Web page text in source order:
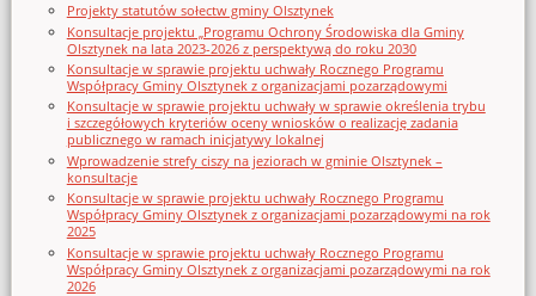
Projekty statutów sołectw gminy Olsztynek
Konsultacje projektu „Programu Ochrony Środowiska dla Gminy
Olsztynek na lata 2023-2026 z perspektywą do roku 2030
Konsultacje w sprawie projektu uchwały Rocznego Programu
Współpracy Gminy Olsztynek z organizacjami pozarządowymi
Konsultacje w sprawie projektu uchwały w sprawie określenia trybu
i szczegółowych kryteriów oceny wniosków o realizację zadania
publicznego w ramach inicjatywy lokalnej
Wprowadzenie strefy ciszy na jeziorach w gminie Olsztynek –
konsultacje
Konsultacje w sprawie projektu uchwały Rocznego Programu
Współpracy Gminy Olsztynek z organizacjami pozarządowymi na rok
2025
Konsultacje w sprawie projektu uchwały Rocznego Programu
Współpracy Gminy Olsztynek z organizacjami pozarządowymi na rok
2026